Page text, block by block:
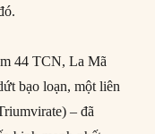
44 TCN, La Mã
bạo loạn, một liên
– đã